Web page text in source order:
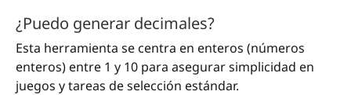
¿Puedo generar decimales?
Esta herramienta se centra en enteros (números
enteros) entre 1 y 10 para asegurar simplicidad en
juegos y tareas de selección estándar.